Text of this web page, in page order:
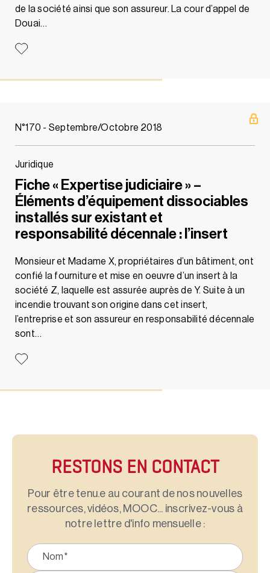
de la société ainsi que son assureur. La cour d’appel de
Douai…
N°170 - Septembre/Octobre 2018
Juridique
Fiche « Expertise judiciaire » –
Éléments d’équipement dissociables
installés sur existant et
responsabilité décennale : l’insert
Monsieur et Madame X, propriétaires d’un bâtiment, ont
confié la fourniture et mise en oeuvre d’un insert à la
société Z, laquelle est assurée auprès de Y. Suite à un
incendie trouvant son origine dans cet insert,
l’entreprise et son assureur en responsabilité décennale
sont…
RESTONS EN CONTACT
Pour être tenu.e au courant de nos nouvelles
ressources, vidéos, MOOC... inscrivez-vous à
notre lettre d'info mensuelle :